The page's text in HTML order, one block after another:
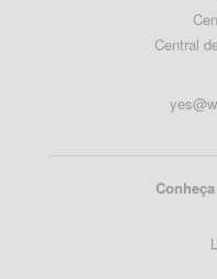
Central